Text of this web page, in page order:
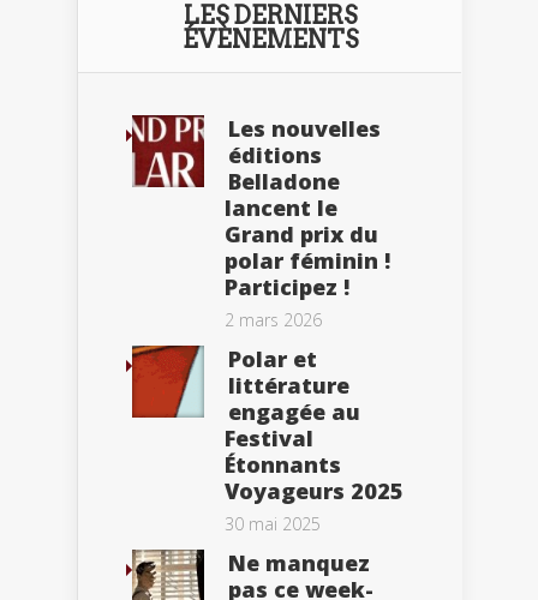
LES DERNIERS
ÉVÈNEMENTS
Les nouvelles
éditions
Belladone
lancent le
Grand prix du
polar féminin !
Participez !
2 mars 2026
Polar et
littérature
engagée au
Festival
Étonnants
Voyageurs 2025
30 mai 2025
Ne manquez
pas ce week-